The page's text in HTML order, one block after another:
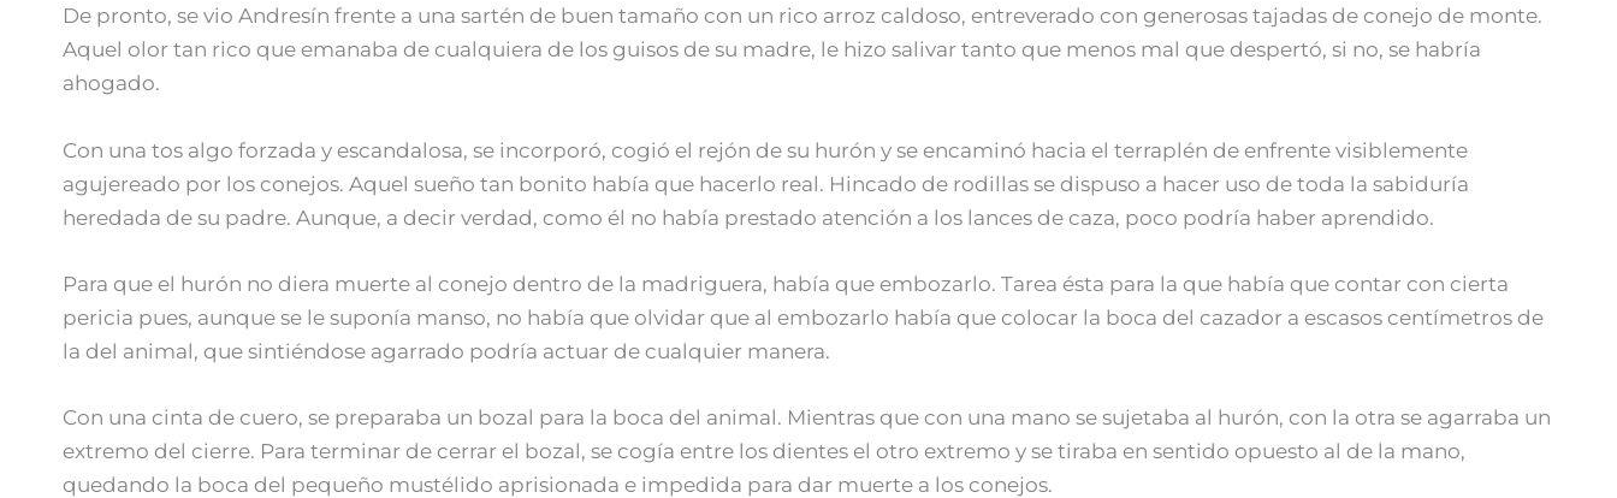
De pronto, se vio Andresín frente a una sartén de buen tamaño con un rico arroz caldoso, entreverado con generosas tajadas de conejo de monte.
Aquel olor tan rico que emanaba de cualquiera de los guisos de su madre, le hizo salivar tanto que menos mal que despertó, si no, se habría
ahogado.
Con una tos algo forzada y escandalosa, se incorporó, cogió el rejón de su hurón y se encaminó hacia el terraplén de enfrente visiblemente
agujereado por los conejos. Aquel sueño tan bonito había que hacerlo real. Hincado de rodillas se dispuso a hacer uso de toda la sabiduría
heredada de su padre. Aunque, a decir verdad, como él no había prestado atención a los lances de caza, poco podría haber aprendido.
Para que el hurón no diera muerte al conejo dentro de la madriguera, había que embozarlo. Tarea ésta para la que había que contar con cierta
pericia pues, aunque se le suponía manso, no había que olvidar que al embozarlo había que colocar la boca del cazador a escasos centímetros de
la del animal, que sintiéndose agarrado podría actuar de cualquier manera.
Con una cinta de cuero, se preparaba un bozal para la boca del animal. Mientras que con una mano se sujetaba al hurón, con la otra se agarraba un
extremo del cierre. Para terminar de cerrar el bozal, se cogía entre los dientes el otro extremo y se tiraba en sentido opuesto al de la mano,
quedando la boca del pequeño mustélido aprisionada e impedida para dar muerte a los conejos.